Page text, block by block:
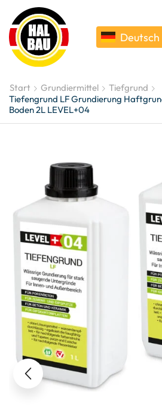
Deutsch
Start Grundiermittel
Tiefgrund
Tiefengrund LF Grundierung
Boden 2L LEVEL+04